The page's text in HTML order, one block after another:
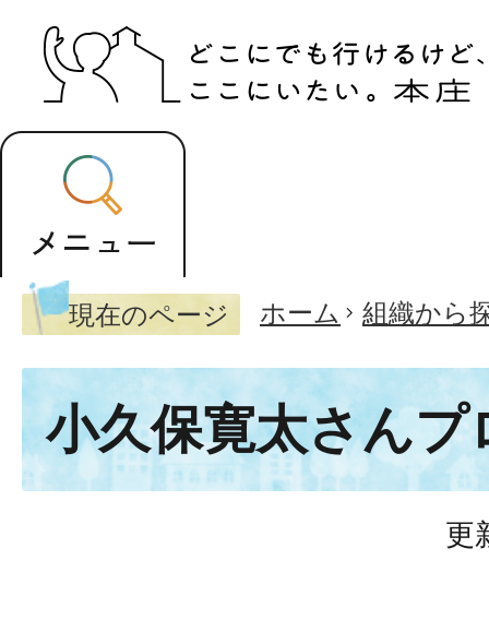
現在のページ ホーム 組織から
小久保寛太さんプ
更